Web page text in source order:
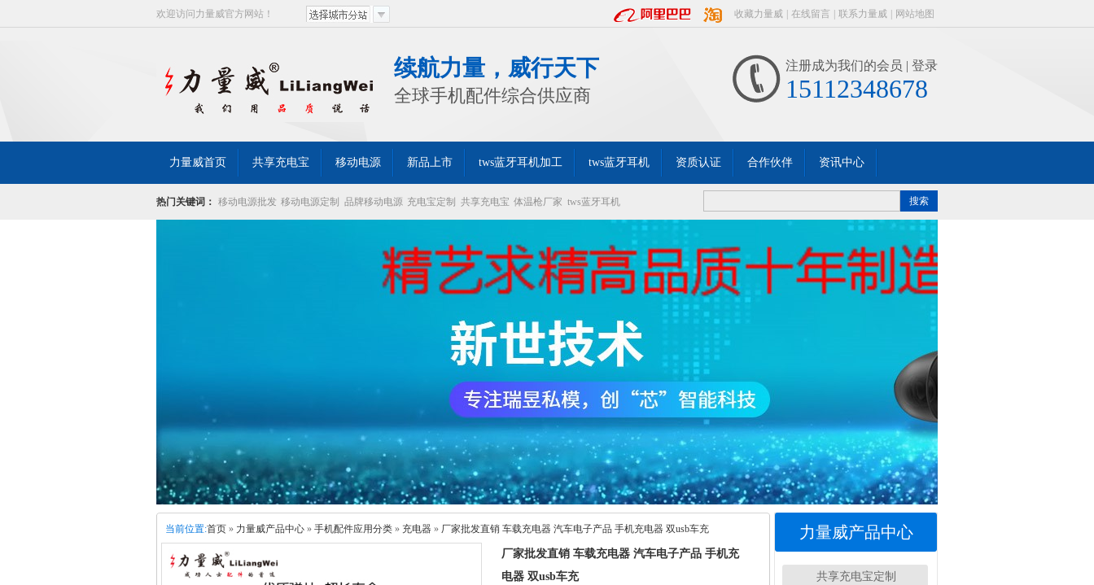
收藏力量威 在线留言 联系力量威 网站地图
欢迎访问力量威官方网站！
续航力量，威行天下
全球手机配件综合供应商
注册成为我们的会员 | 登录
15112348678
力量威首页 共享充电宝 移动电源 新品上市 tws蓝牙耳机加工 tws蓝牙耳机 资质认证 合作伙伴 资讯中心
关于力量威
热门关键词： 移动电源批发 移动电源定制 品牌移动电源 充电宝定制 共享充电宝 体温枪厂家 tws蓝牙耳机
当前位置:首页 » 力量威产品中心 » 手机配件应用分类 » 充电器 » 厂家批发直销 车载充电器 汽车电子产品 手机充电器 双usb车充
厂家批发直销 车载充电器 汽车电子产品 手机充
电器 双usb车充
力量威产品中心
共享充电宝定制